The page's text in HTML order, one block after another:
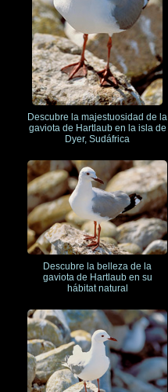
Descubre la majestuosidad de la
gaviota de Hartlaub en la isla de
Dyer, Sudáfrica
Descubre la belleza de la
gaviota de Hartlaub en su
hábitat natural